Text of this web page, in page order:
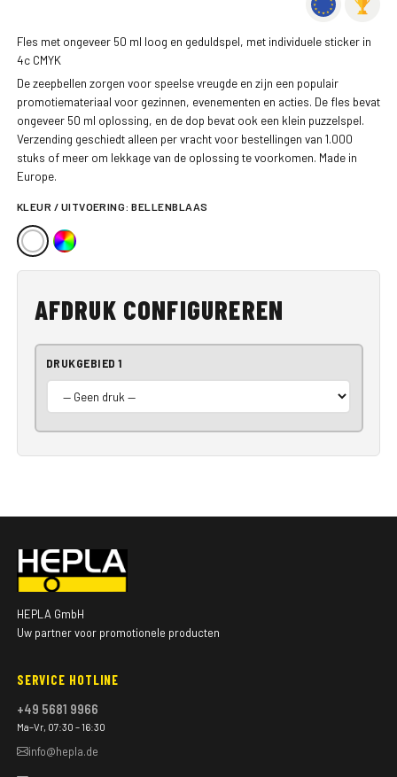
Fles met ongeveer 50 ml loog en geduldspel, met individuele sticker in
4c CMYK
De zeepbellen zorgen voor speelse vreugde en zijn een populair
promotiemateriaal voor gezinnen, evenementen en acties. De fles bevat
ongeveer 50 ml oplossing, en de dop bevat ook een klein puzzelspel.
Verzending geschiedt alleen per vracht voor bestellingen van 1.000
stuks of meer om lekkage van de oplossing te voorkomen. Made in
Europe.
KLEUR / UITVOERING:BELLENBLAAS
AFDRUK CONFIGUREREN
DRUKGEBIED 1
HEPLA GmbH
Uw partner voor promotionele producten
SERVICE HOTLINE
+49 5681 9966
Ma–Vr, 07:30 – 16:30
info@hepla.de